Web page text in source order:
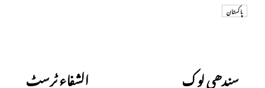
پاکستان
سندھی لوک
الشفاء ٹرسٹ